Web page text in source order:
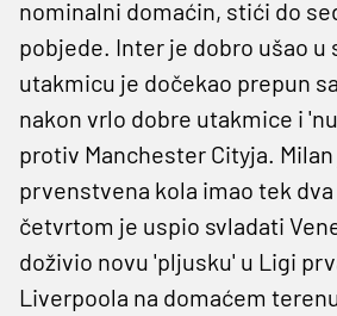
nominalni domaćin, stići do
pobjede. Inter je dobro ušao u
utakmicu je dočekao prepun
nakon vrlo dobre utakmice i
protiv Manchester Cityja.
prvenstvena kola imao tek dva
četvrtom je uspio svladati
doživio novu 'pljusku' u Ligi
Liverpoola na domaćem